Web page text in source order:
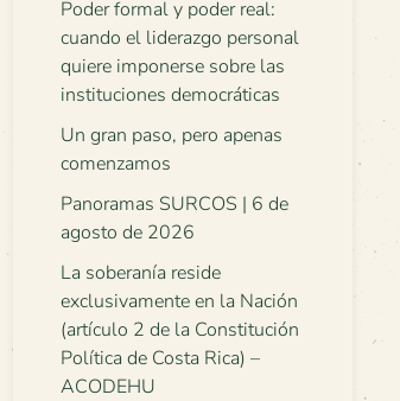
Poder formal y poder real:
cuando el liderazgo personal
quiere imponerse sobre las
instituciones democráticas
Un gran paso, pero apenas
comenzamos
Panoramas SURCOS | 6 de
agosto de 2026
La soberanía reside
exclusivamente en la Nación
(artículo 2 de la Constitución
Política de Costa Rica) –
ACODEHU